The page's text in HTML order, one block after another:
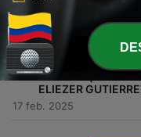
26 - T3.EP.#5 | EL AFAN
ROGELIO ROJAS |
18 feb. 2025
25 - T3.EP.#4 | EL DON
ELIEZER
17 feb. 2025